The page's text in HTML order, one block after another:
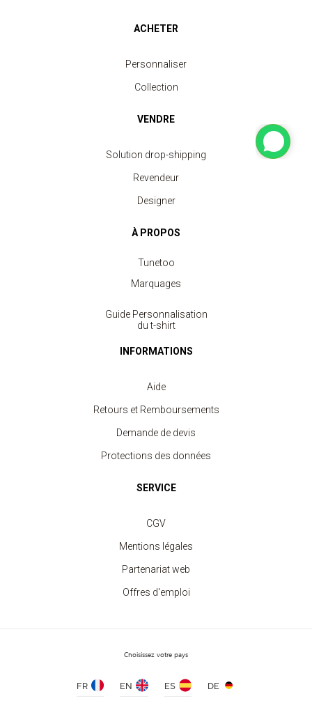
à partir de 11.30 €
ACHETER
Personnaliser
Collection
VENDRE
Solution drop-shipping
Revendeur
Designer
À PROPOS
Tunetoo
Marquages
Guide Personnalisation
du t-shirt
INFORMATIONS
Aide
Retours et Remboursements
Demande de devis
Protections des données
SERVICE
CGV
Mentions légales
Partenariat web
Offres d'emploi
Choisissez votre pays
FR EN ES DE